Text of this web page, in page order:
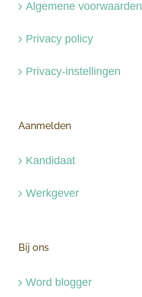
Algemene voorwaarden
Privacy policy
Privacy-instellingen
Aanmelden
Kandidaat
Werkgever
Bij ons
Word blogger